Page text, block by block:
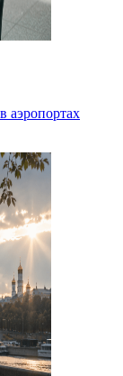
аэропортах